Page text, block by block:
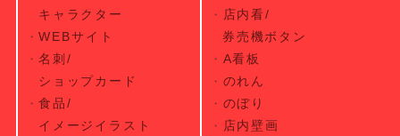
キャラクター
WEBサイト
名刺/
ショップカード
食品/
イメージイラスト
店内看/
券売機ボタン
A看板
のれん
のぼり
店内壁画